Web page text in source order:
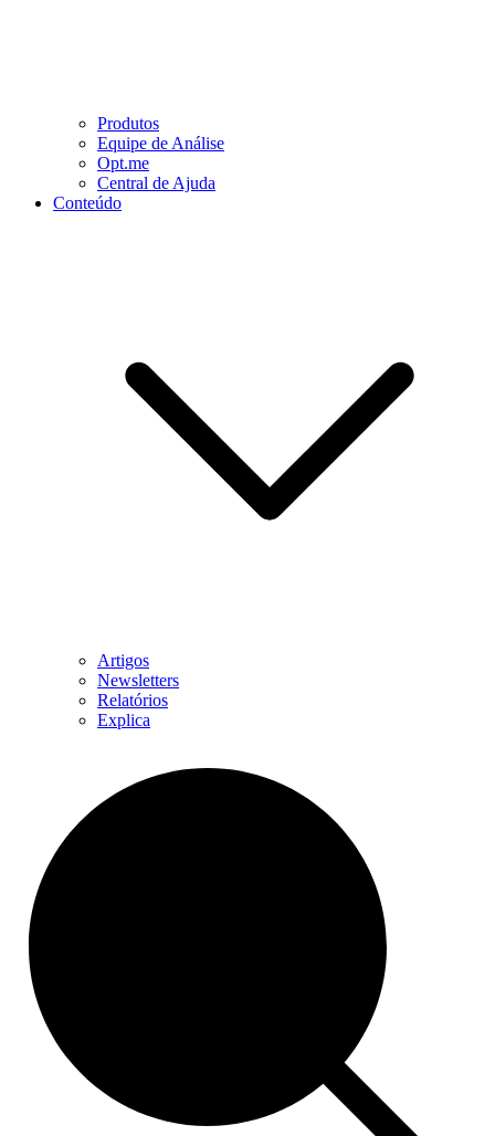
Produtos
Equipe de Análise
Opt.me
Central de Ajuda
Conteúdo
Artigos
Newsletters
Relatórios
Explica